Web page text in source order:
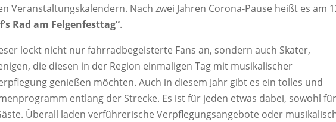
Veranstaltungskalendern. Nach zwei Jahren Corona-Pause heißt es am
Rad am Felgenfesttag“.
lockt nicht nur fahrradbegeisterte Fans an, sondern auch Skater,
die diesen in der Region einmaligen Tag mit musikalischer
genießen möchten. Auch in diesem Jahr gibt es ein tolles und
entlang der Strecke. Es ist für jeden etwas dabei, sowohl für
Überall laden verführerische Verpflegungsangebote oder